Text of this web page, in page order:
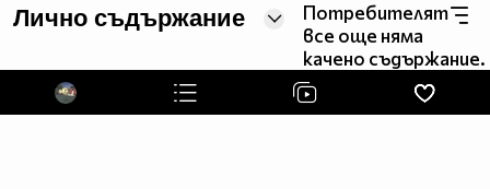
Лично съдържание
Потребителят
все още няма
качено съдържание.